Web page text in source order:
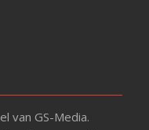
van GS-Media.